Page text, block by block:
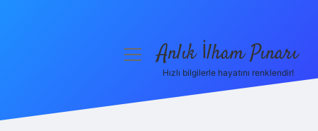
menüyüAnlık İlham Pınarı
Hızlı bilgilerle hayatını renklendir!